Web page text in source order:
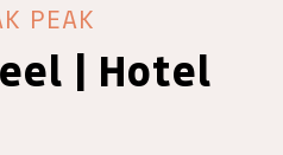
PEAK
| Hotel